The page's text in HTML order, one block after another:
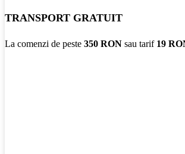
TRANSPORT GRATUIT
La comenzi de peste 350 RON sau tarif 19